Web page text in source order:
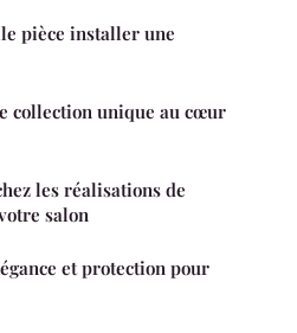
pièce installer une
collection unique au cœur
les réalisations de
salon
et protection pour